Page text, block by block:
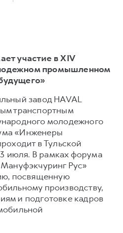
F7X
от 3 599 000 ₽
КЛИЕНТАМ
клиентам
GWM Fleet
клиентов
обслуживания
GWM
участие в XIV
промышленном
завод HAVAL
транспортным
молодежного
«Инженеры
в Тульской
июля. В рамках форума
Рус»
посвященную
производству,
и подготовке кадров